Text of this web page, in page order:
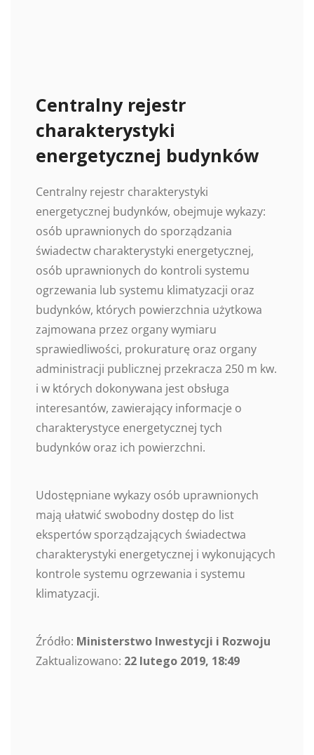
Centralny rejestr
charakterystyki
energetycznej budynków
Centralny rejestr charakterystyki
energetycznej budynków, obejmuje wykazy:
osób uprawnionych do sporządzania
świadectw charakterystyki energetycznej,
osób uprawnionych do kontroli systemu
ogrzewania lub systemu klimatyzacji oraz
budynków, których powierzchnia użytkowa
zajmowana przez organy wymiaru
sprawiedliwości, prokuraturę oraz organy
administracji publicznej przekracza 250 m kw.
i w których dokonywana jest obsługa
interesantów, zawierający informacje o
charakterystyce energetycznej tych
budynków oraz ich powierzchni.
Udostępniane wykazy osób uprawnionych
mają ułatwić swobodny dostęp do list
ekspertów sporządzających świadectwa
charakterystyki energetycznej i wykonujących
kontrole systemu ogrzewania i systemu
klimatyzacji.
Źródło: Ministerstwo Inwestycji i Rozwoju
Zaktualizowano: 22 lutego 2019, 18:49